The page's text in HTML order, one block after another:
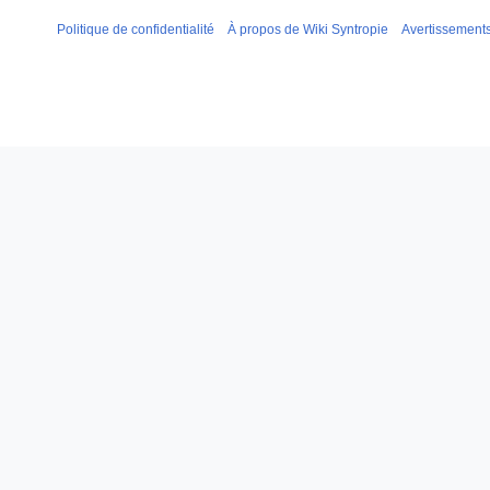
Politique de confidentialité À propos de Wiki Syntropie